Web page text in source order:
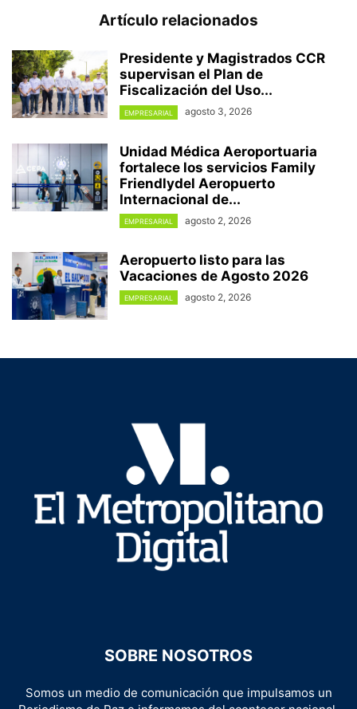
Artículo relacionados
Presidente y Magistrados CCR
supervisan el Plan de
Fiscalización del Uso...
EMPRESARIAL agosto 3, 2026
Unidad Médica Aeroportuaria
fortalece los servicios Family
Friendlydel Aeropuerto
Internacional de...
EMPRESARIAL agosto 2, 2026
Aeropuerto listo para las
Vacaciones de Agosto 2026
EMPRESARIAL agosto 2, 2026
SOBRE NOSOTROS
Somos un medio de comunicación que impulsamos un